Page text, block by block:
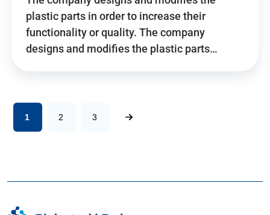
plastic parts in order to increase their
functionality or quality. The company
designs and modifies the plastic parts…
1 2 3